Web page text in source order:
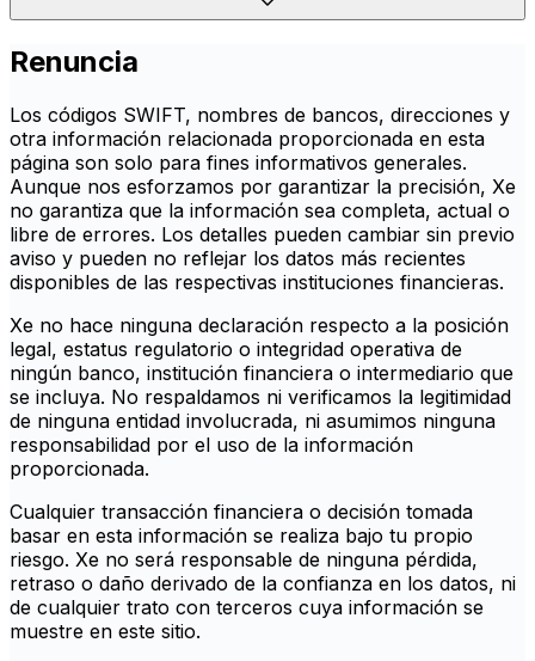
Renuncia
Los códigos SWIFT, nombres de bancos, direcciones y
otra información relacionada proporcionada en esta
página son solo para fines informativos generales.
Aunque nos esforzamos por garantizar la precisión, Xe
no garantiza que la información sea completa, actual o
libre de errores. Los detalles pueden cambiar sin previo
aviso y pueden no reflejar los datos más recientes
disponibles de las respectivas instituciones financieras.
Xe no hace ninguna declaración respecto a la posición
legal, estatus regulatorio o integridad operativa de
ningún banco, institución financiera o intermediario que
se incluya. No respaldamos ni verificamos la legitimidad
de ninguna entidad involucrada, ni asumimos ninguna
responsabilidad por el uso de la información
proporcionada.
Cualquier transacción financiera o decisión tomada
basar en esta información se realiza bajo tu propio
riesgo. Xe no será responsable de ninguna pérdida,
retraso o daño derivado de la confianza en los datos, ni
de cualquier trato con terceros cuya información se
muestre en este sitio.